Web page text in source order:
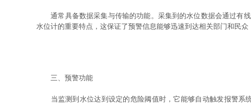
通常具备数据采集与传输的功能。采集到的水位数据会通过有线
水位计的重要特点，这保证了预警信息能够迅速到达相关部门和民众
三、预警功能
当监测到水位达到设定的危险阈值时，它能够自动触发报警系